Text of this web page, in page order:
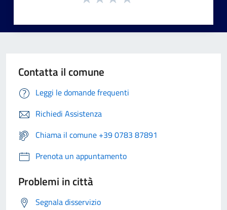
Contatta il comune
Leggi le domande frequenti
Richiedi Assistenza
Chiama il comune +39 0783 87891
Prenota un appuntamento
Problemi in città
Segnala disservizio